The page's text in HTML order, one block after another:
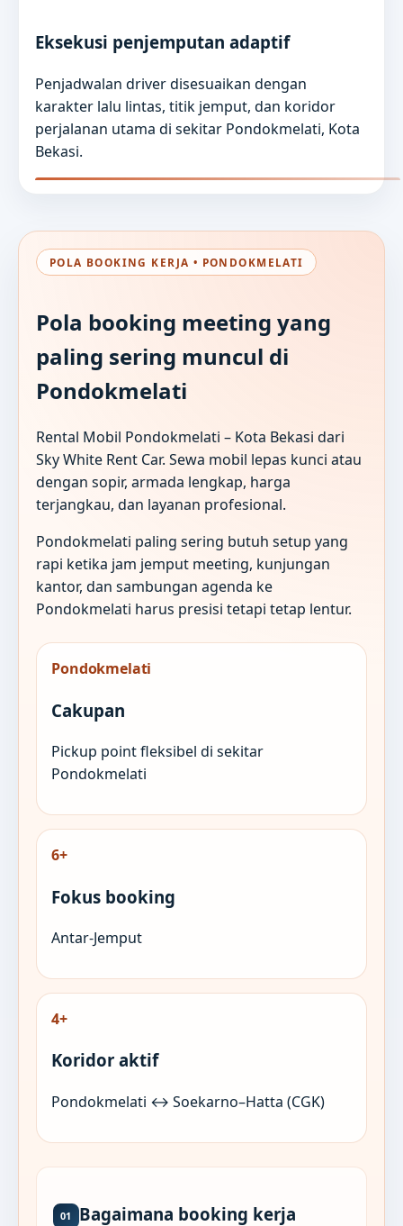
Eksekusi penjemputan adaptif
Penjadwalan driver disesuaikan dengan
karakter lalu lintas, titik jemput, dan koridor
perjalanan utama di sekitar Pondokmelati, Kota
Bekasi.
POLA BOOKING KERJA • PONDOKMELATI
Pola booking meeting yang
paling sering muncul di
Pondokmelati
Rental Mobil Pondokmelati – Kota Bekasi dari
Sky White Rent Car. Sewa mobil lepas kunci atau
dengan sopir, armada lengkap, harga
terjangkau, dan layanan profesional.
Pondokmelati paling sering butuh setup yang
rapi ketika jam jemput meeting, kunjungan
kantor, dan sambungan agenda ke
Pondokmelati harus presisi tetapi tetap lentur.
Pondokmelati
Cakupan
Pickup point fleksibel di sekitar
Pondokmelati
6+
Fokus booking
Antar-Jemput
4+
Koridor aktif
Pondokmelati ↔ Soekarno–Hatta (CGK)
01
Bagaimana booking kerja